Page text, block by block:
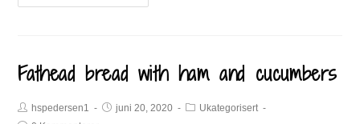
Fathead bread with ham and cucumbers
hspedersen1 juni 20, 2020
Ukategorisert